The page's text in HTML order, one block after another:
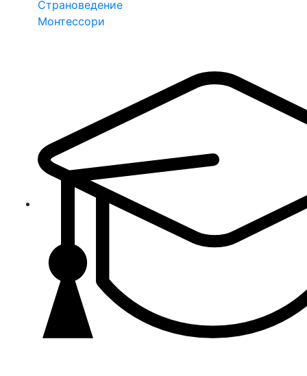
Страноведение
Монтессори